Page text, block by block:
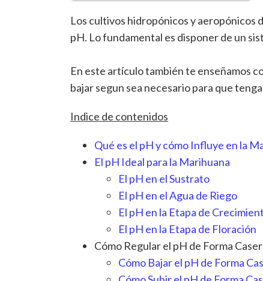
Los cultivos hidropónicos y aeropónicos
pH. Lo fundamental es disponer de un
En este artículo también te enseñamos
bajar segun sea necesario para que
Indice de contenidos
Qué es el pH y cómo Influye en la
El pH Ideal para la Marihuana
El pH en el Sustrato
El pH en el Agua de Riego
El pH en la Etapa de
El pH en la Etapa de Floración
Cómo Regular el pH de Forma
Cómo Bajar el pH de Forma